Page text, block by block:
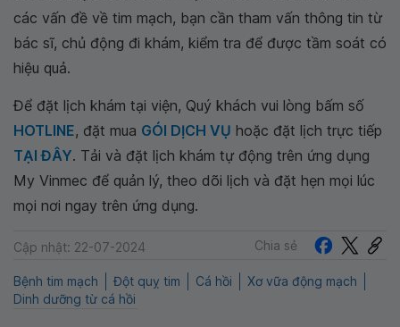
các vấn đề về tim mạch, bạn cần tham vấn thông tin từ
bác sĩ, chủ động đi khám, kiểm tra để được tầm soát có
hiệu quả.
Để đặt lịch khám tại viện, Quý khách vui lòng bấm số
HOTLINE, đặt mua GÓI DỊCH VỤ hoặc đặt lịch trực tiếp
TẠI ĐÂY. Tải và đặt lịch khám tự động trên ứng dụng
My Vinmec để quản lý, theo dõi lịch và đặt hẹn mọi lúc
mọi nơi ngay trên ứng dụng.
Cập nhật: 22-07-2024 Chia sẻ
Bệnh tim mạch Đột quỵ tim Cá hồi
Xơ vữa động mạch
Dinh dưỡng từ cá hồi